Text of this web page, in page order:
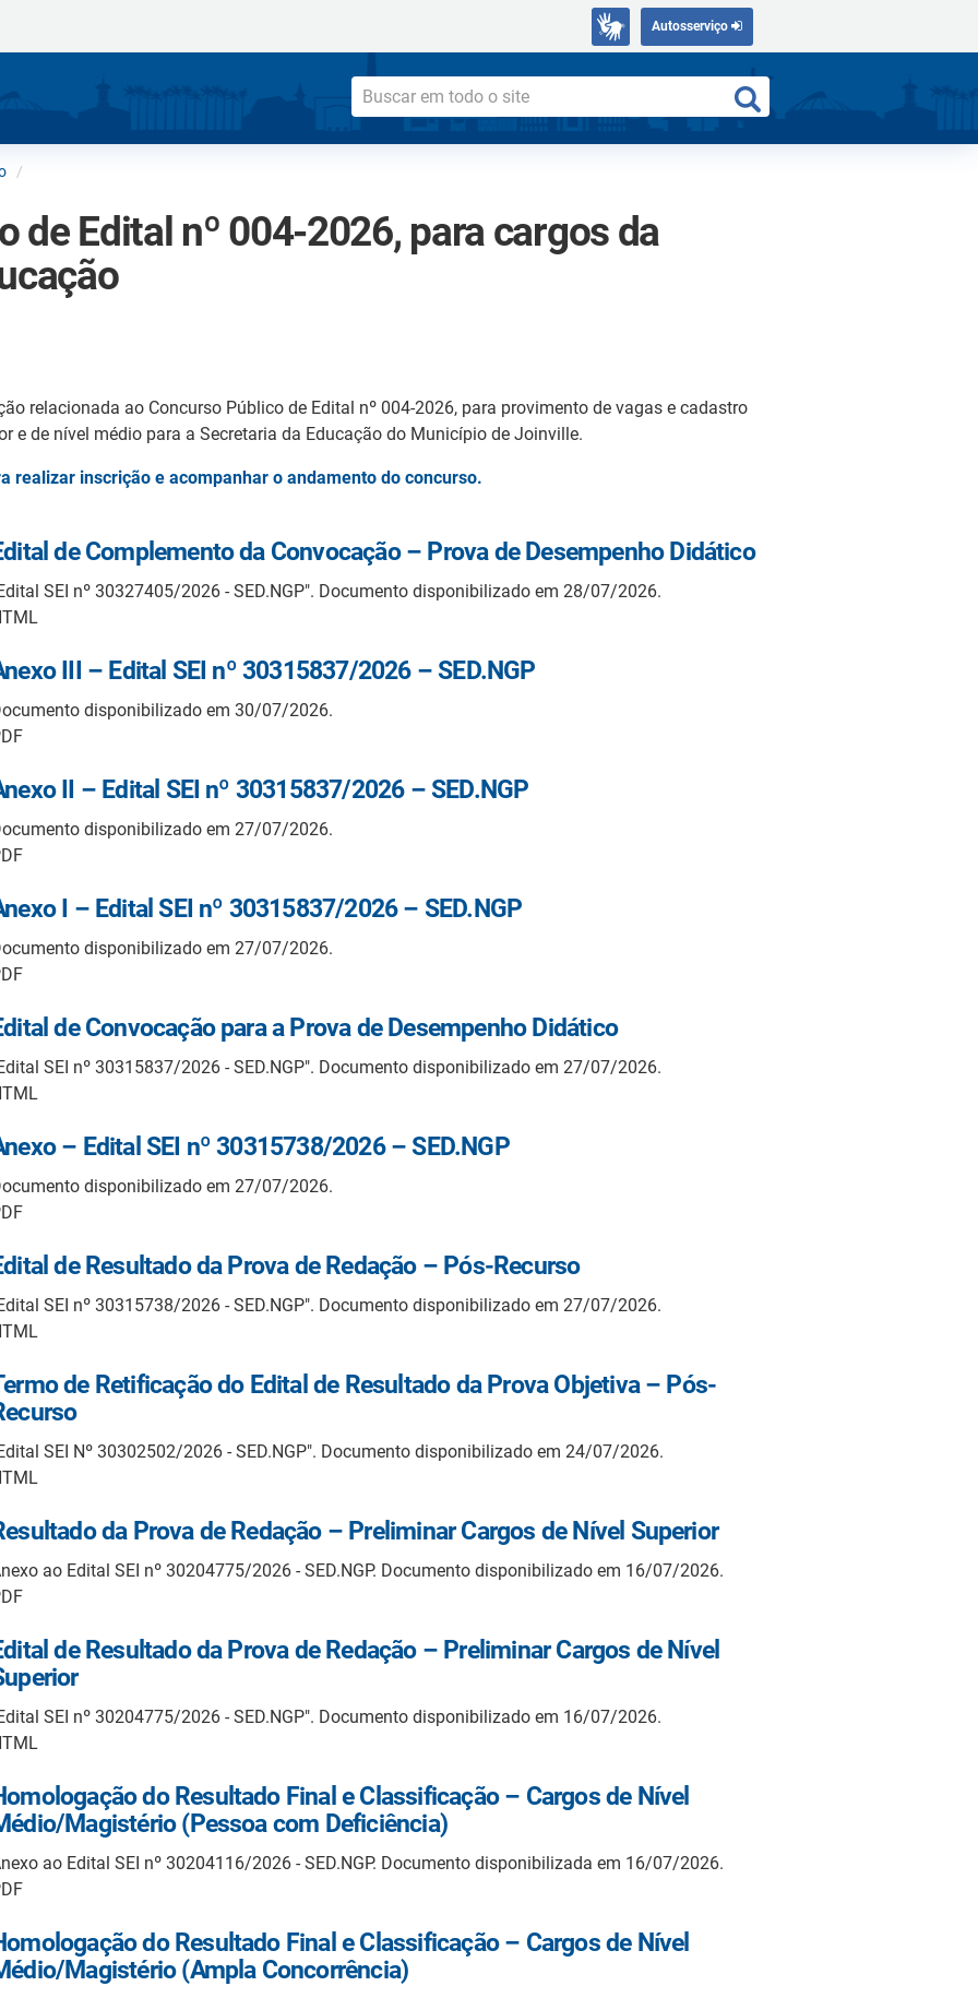
Autosserviço
de Edital nº 004-2026, para cargos da
relacionada ao Concurso Público de Edital nº 004-2026, para provimento de vagas e cadastro
e de nível médio para a Secretaria da Educação do Município de Joinville.
realizar inscrição e acompanhar o andamento do concurso.
de Complemento da Convocação – Prova de Desempenho Didático
SEI nº 30327405/2026 - SED.NGP". Documento disponibilizado em 28/07/2026.
III – Edital SEI nº 30315837/2026 – SED.NGP
disponibilizado em 30/07/2026.
II – Edital SEI nº 30315837/2026 – SED.NGP
disponibilizado em 27/07/2026.
I – Edital SEI nº 30315837/2026 – SED.NGP
disponibilizado em 27/07/2026.
de Convocação para a Prova de Desempenho Didático
SEI nº 30315837/2026 - SED.NGP". Documento disponibilizado em 27/07/2026.
– Edital SEI nº 30315738/2026 – SED.NGP
disponibilizado em 27/07/2026.
de Resultado da Prova de Redação – Pós-Recurso
SEI nº 30315738/2026 - SED.NGP". Documento disponibilizado em 27/07/2026.
de Retificação do Edital de Resultado da Prova Objetiva – Pós-
SEI Nº 30302502/2026 - SED.NGP". Documento disponibilizado em 24/07/2026.
da Prova de Redação – Preliminar Cargos de Nível Superior
ao Edital SEI nº 30204775/2026 - SED.NGP. Documento disponibilizado em 16/07/2026.
de Resultado da Prova de Redação – Preliminar Cargos de Nível
SEI nº 30204775/2026 - SED.NGP". Documento disponibilizado em 16/07/2026.
do Resultado Final e Classificação – Cargos de Nível
Magistério (Pessoa com Deficiência)
ao Edital SEI nº 30204116/2026 - SED.NGP. Documento disponibilizada em 16/07/2026.
do Resultado Final e Classificação – Cargos de Nível
Magistério (Ampla Concorrência)